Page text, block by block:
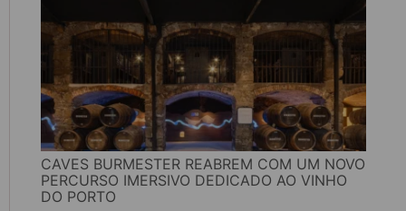
CAVES BURMESTER REABREM COM UM NOVO
PERCURSO IMERSIVO DEDICADO AO VINHO
DO PORTO